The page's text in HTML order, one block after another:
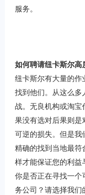
服务。
如何聘请纽卡斯尔高
纽卡斯尔有大量的作
找到他们。从这么
战。无良机构或淘
果没有选对后果则
可逆的损失。但是
精确的找到当地最
样才能保证您的利益
你是否正在寻找一
务公司？请选择我们